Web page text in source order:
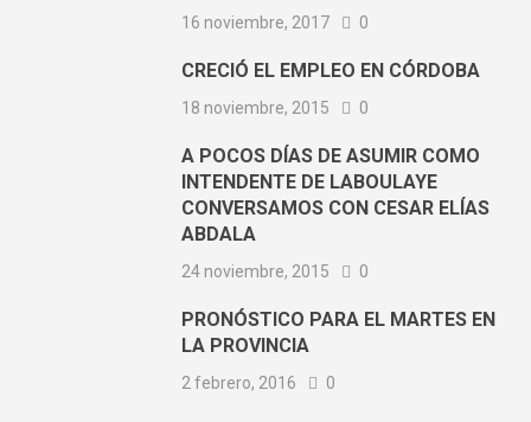
16 noviembre, 2017 0
CRECIÓ EL EMPLEO EN CÓRDOBA
18 noviembre, 2015 0
A POCOS DÍAS DE ASUMIR COMO
INTENDENTE DE LABOULAYE
CONVERSAMOS CON CESAR ELÍAS
ABDALA
24 noviembre, 2015 0
PRONÓSTICO PARA EL MARTES EN
LA PROVINCIA
2 febrero, 2016 0